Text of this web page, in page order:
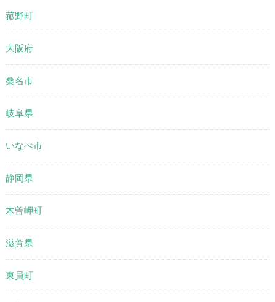
菰野町
大阪府
桑名市
岐阜県
いなべ市
静岡県
木曽岬町
滋賀県
東員町